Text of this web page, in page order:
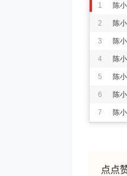
1 陈
2 陈
3 陈
4 陈
5 陈
6 陈
7 陈
点点